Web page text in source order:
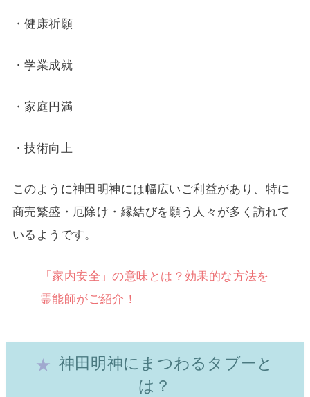
・健康祈願
・学業成就
・家庭円満
・技術向上
このように神田明神には幅広いご利益があり、特に
商売繁盛・厄除け・縁結びを願う人々が多く訪れて
いるようです。
「家内安全」の意味とは？効果的な方法を
霊能師がご紹介！
神田明神にまつわるタブーと
は？